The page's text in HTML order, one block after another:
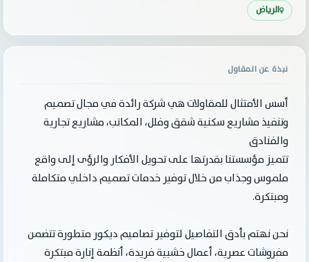
الرياض
نبذة عن المقاول
أسس الأمتثال للمقاولات هي شركة رائدة في مجال تصميم
وتنفيذ مشاريع سكنية شقق وفلل، المكاتب، مشاريع تجارية
والفنادق
تتميز مؤسستنا بقدرتها على تحويل الأفكار والرؤى إلى واقع
ملموس وجذاب من خلال توفير خدمات تصميم داخلي متكاملة
ومبتكرة.
نحن نهتم بأدق التفاصيل لتوفير تصاميم ديكور متطورة تتضمن
مفروشات عصرية، أعمال خشبية فريدة، أنظمة إنارة مبتكرة